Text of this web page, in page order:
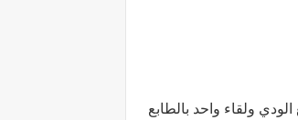
تشير الأرقام بين الفريقين، حيث تقابل المنتخبان 5 مرات سابقة 4 منهم بالطابع الودي ولقاء واحد بالطابع